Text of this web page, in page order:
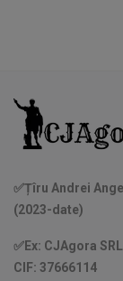
✅Țîru Andrei
(2023-date)
✅Ex: CJAgora
CIF: 37666114